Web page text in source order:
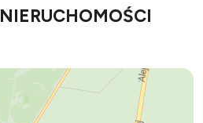
NIERUCHOMOŚCI